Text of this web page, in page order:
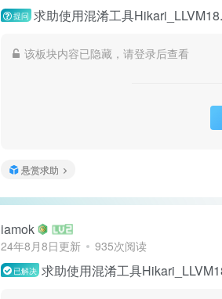
提问 求助使用混淆工具
该板块内容已隐藏，请登录后查看
悬赏求助
iamok
24年8月8日更新 935次阅读
已解决 求助使用混淆工具